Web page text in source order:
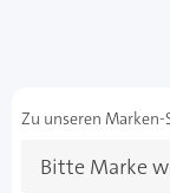
Zu unseren Marken-